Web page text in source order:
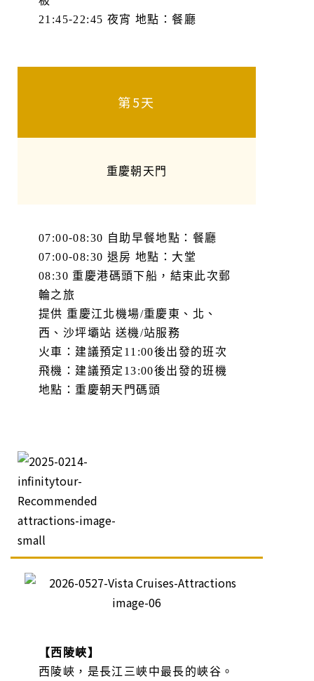
21:45-22:45 夜宵 地點：餐廳
第5天
重慶朝天門
07:00-08:30 自助早餐地點：餐廳
07:00-08:30 退房 地點：大堂
08:30 重慶港碼頭下船，結束此次郵
輪之旅
提供 重慶江北機場/重慶東、北、
西、沙坪壩站 送機/站服務
火車：建議預定11:00後出發的班次
飛機：建議預定13:00後出發的班機
地點：重慶朝天門碼頭
【西陵峽】
西陵峽，是長江三峽中最長的峽谷。